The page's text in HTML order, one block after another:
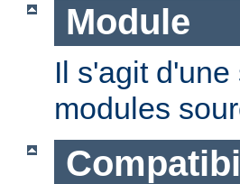
Module
Il s'agit
modules